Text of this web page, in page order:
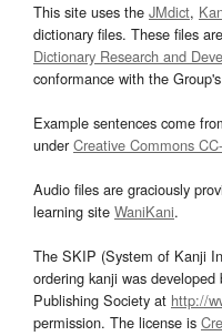
This site uses the JMdict,
dictionary files. These files
Dictionary Research and
conformance with the Group's
Example sentences come
underCreative Commons
Audio files are graciously
learning site WaniKani.
The SKIP (System of Kanji
ordering kanji was
Publishing Society at http://
permission. The license is